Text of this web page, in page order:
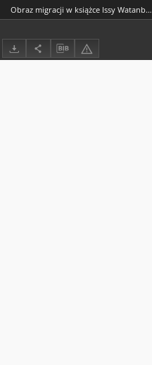
Obraz migracji w książce Issy Watanbe „Migranci”